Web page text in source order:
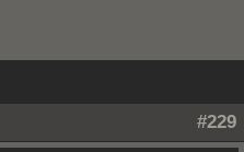
#229